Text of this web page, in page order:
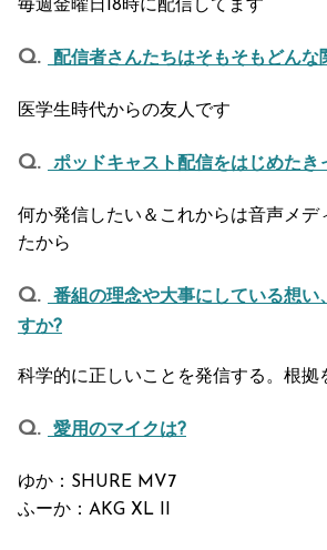
毎週金曜日18時に配信してます
配信者さんたちはそもそもどんな
医学生時代からの友人です
ポッドキャスト配信をはじめたき
何か発信したい＆これからは音声メデ
たから
番組の理念や大事にしている想い
すか?
科学的に正しいことを発信する。根拠
愛用のマイクは?
ゆか：SHURE MV7
ふーか：AKG XL II